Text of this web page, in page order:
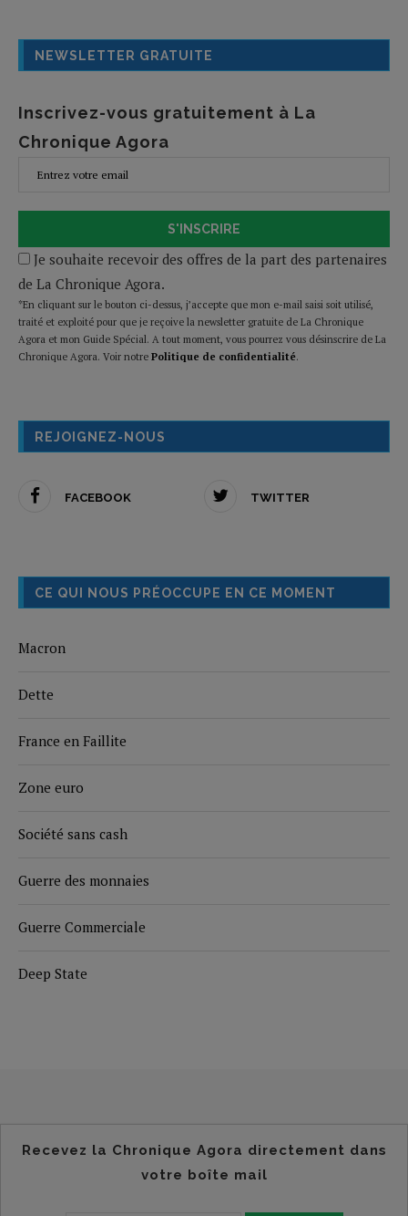
NEWSLETTER GRATUITE
Inscrivez-vous gratuitement à La
Chronique Agora
S'INSCRIRE
Je souhaite recevoir des offres de la part des partenaires
de La Chronique Agora.
*En cliquant sur le bouton ci-dessus, j’accepte que mon e-mail saisi soit utilisé,
traité et exploité pour que je reçoive la newsletter gratuite de La Chronique
Agora et mon Guide Spécial. A tout moment, vous pourrez vous désinscrire de La
Chronique Agora. Voir notre Politique de confidentialité.
REJOIGNEZ-NOUS
FACEBOOK TWITTER
CE QUI NOUS PRÉOCCUPE EN CE MOMENT
Macron
Dette
France en Faillite
Zone euro
Société sans cash
Guerre des monnaies
Guerre Commerciale
Deep State
Recevez la Chronique Agora directement dans
votre boîte mail